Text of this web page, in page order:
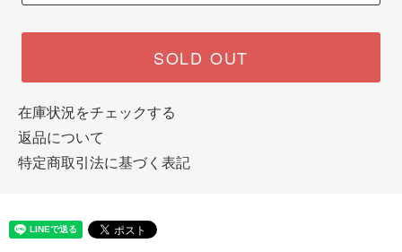
SOLD OUT
在庫状況をチェックする
返品について
特定商取引法に基づく表記